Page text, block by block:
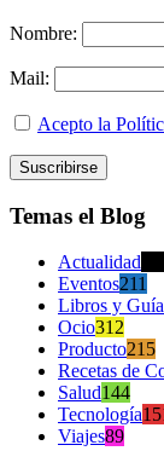
Nombre:
Mail:
Acepto la
Temas el Blog
Actualidad
Eventos211
Libros y
Ocio312
Producto215
Recetas de
Salud144
Tecnología
Viajes89